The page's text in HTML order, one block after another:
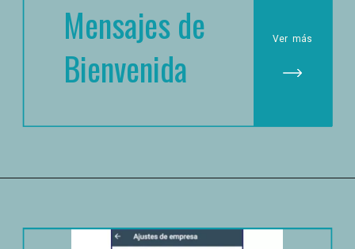
Mensajes de
Bienvenida
Ver más